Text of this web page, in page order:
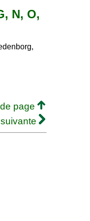
N, O,
page